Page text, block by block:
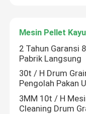
Mesin Pellet
2 Tahun Garansi
Pabrik Langsung
30t / H Drum
Pengolah Pakan
3MM 10t / H
Cleaning Drum